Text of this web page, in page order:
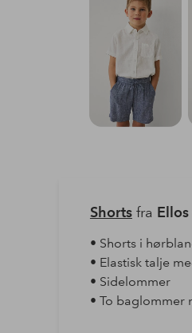
Shortsfra
• Shorts i
• Elastisk talje
• Sidelommer
• To baglommer